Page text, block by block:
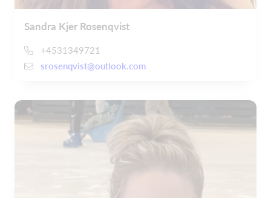
Sandra Kjer Rosenqvist
+4531349721
srosenqvist@outlook.com